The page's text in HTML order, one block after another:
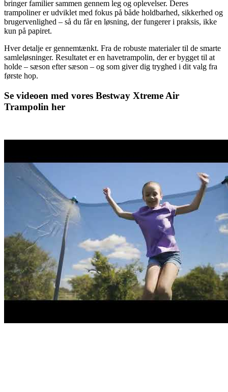
bringer familier sammen gennem leg og oplevelser. Deres
trampoliner er udviklet med fokus på både holdbarhed, sikkerhed og
brugervenlighed – så du får en løsning, der fungerer i praksis, ikke
kun på papiret.
Hver detalje er gennemtænkt. Fra de robuste materialer til de smarte
samleløsninger. Resultatet er en havetrampolin, der er bygget til at
holde – sæson efter sæson – og som giver dig tryghed i dit valg fra
første hop.
Se videoen med vores Bestway Xtreme Air
Trampolin her